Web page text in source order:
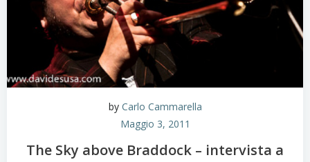
by Carlo Cammarella
Maggio 3, 2011
The Sky above Braddock – intervista a